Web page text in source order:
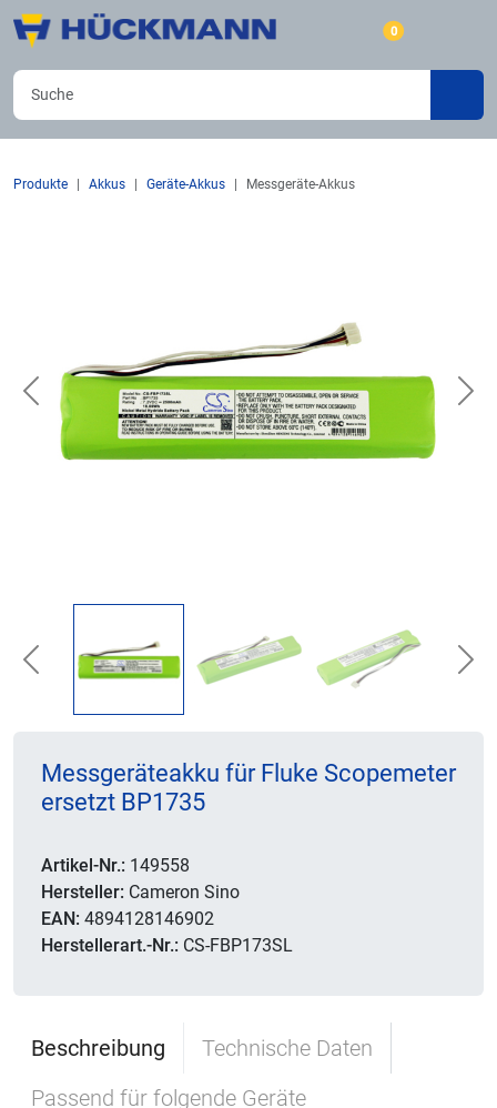
0
Produkte Akkus Geräte-Akkus Messgeräte-Akkus
Previous
Previous
Messgeräteakku für Fluke Scopemeter
ersetzt BP1735
Artikel-Nr.: 149558
Hersteller: Cameron Sino
EAN: 4894128146902
Herstellerart.-Nr.: CS-FBP173SL
Beschreibung
Technische Daten
Passend für folgende Geräte